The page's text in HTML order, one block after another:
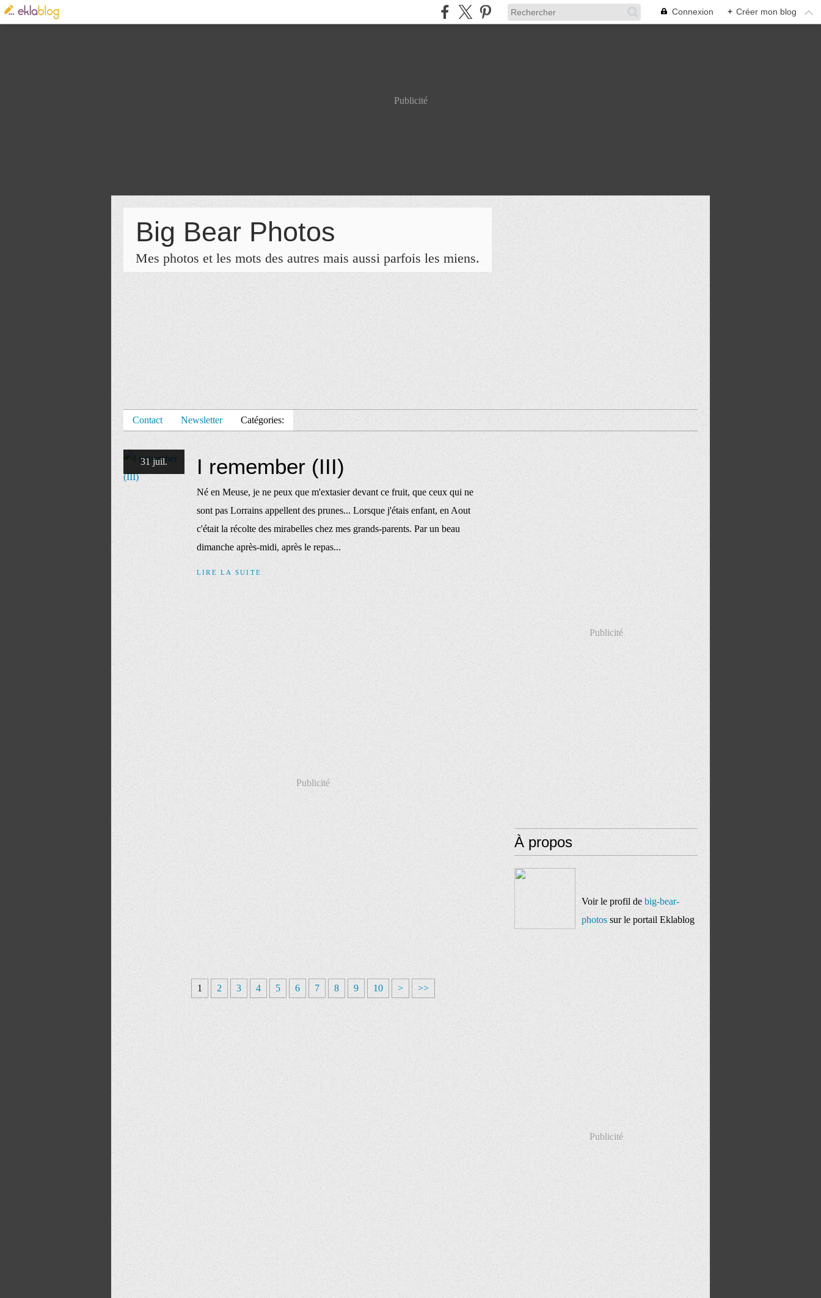
Connexion + Créer mon blog
Publicité
Big Bear Photos
Mes photos et les mots des autres mais aussi parfois les miens.
Contact Newsletter Catégories:
31 juil. I remember (III)
Né en Meuse, je ne peux que m'extasier devant ce fruit, que ceux qui ne
sont pas Lorrains appellent des prunes... Lorsque j'étais enfant, en Aout
c'était la récolte des mirabelles chez mes grands-parents. Par un beau
dimanche après-midi, après le repas...
LIRE LA SUITE
Publicité
1 2 3 4 5 6 7 8 9 10 > >>
Publicité
À propos
Voir le profil debig-bear-
photossur le portail Eklablog
Publicité